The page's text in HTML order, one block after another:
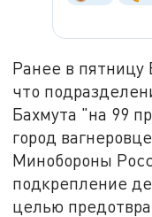
Ранее в пятницу
что
Бахмута "на 99
город
Минобороны
подкрепление
целью